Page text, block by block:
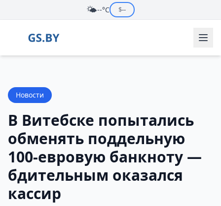
🌤️--°C $--
Новости
В Витебске попытались
обменять поддельную
100-евровую банкноту —
бдительным оказался
кассир